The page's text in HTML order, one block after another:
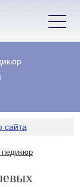
сайта